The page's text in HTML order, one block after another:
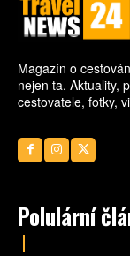
Magazín o
nejen ta. Aktuality,
cestovatele, fotky,
Polulární